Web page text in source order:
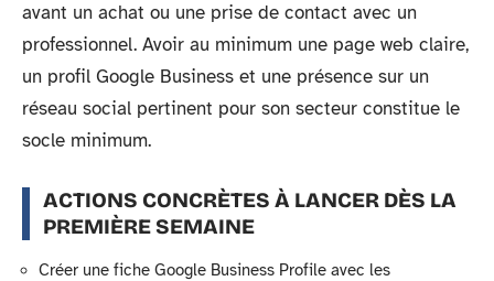
avant un achat ou une prise de contact avec un
professionnel. Avoir au minimum une page web claire,
un profil Google Business et une présence sur un
réseau social pertinent pour son secteur constitue le
socle minimum.
ACTIONS CONCRÈTES À LANCER DÈS LA
PREMIÈRE SEMAINE
Créer une fiche Google Business Profile avec les